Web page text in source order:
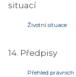
situací
Životní situace
14. Předpisy
Přehled právních